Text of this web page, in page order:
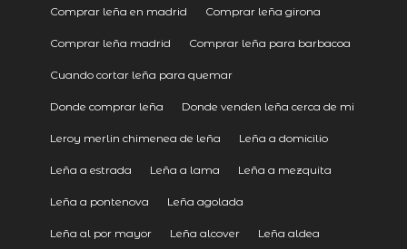
Comprar leña en madrid Comprar leña girona
Comprar leña madrid Comprar leña para barbacoa
Cuando cortar leña para quemar
Donde comprar leña Donde venden leña cerca de mi
Leroy merlin chimenea de leña Leña a domicilio
Leña a estrada Leña a lama Leña a mezquita
Leña a pontenova Leña agolada
Leña al por mayor Leña alcover Leña aldea